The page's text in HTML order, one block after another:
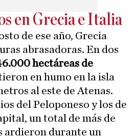
en Grecia e Italia
de ese año, Grecia
abrasadoras. En dos
hectáreas de
en humo en la isla
al este de Atenas.
del Peloponeso y los de
un total de más de
ardieron durante un